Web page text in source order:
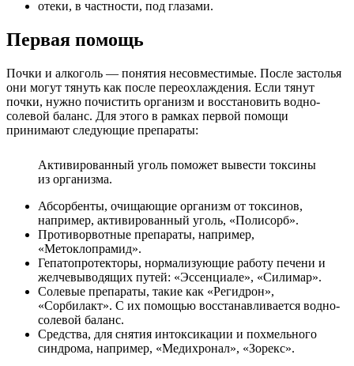
отеки, в частности, под глазами.
Первая помощь
Почки и алкоголь ― понятия несовместимые. После застолья
они могут тянуть как после переохлаждения. Если тянут
почки, нужно почистить организм и восстановить водно-
солевой баланс. Для этого в рамках первой помощи
принимают следующие препараты:
Активированный уголь поможет вывести токсины
из организма.
Абсорбенты, очищающие организм от токсинов,
например, активированный уголь, «Полисорб».
Противорвотные препараты, например,
«Метоклопрамид».
Гепатопротекторы, нормализующие работу печени и
желчевыводящих путей: «Эссенциале», «Силимар».
Солевые препараты, такие как «Регидрон»,
«Сорбилакт». С их помощью восстанавливается водно-
солевой баланс.
Средства, для снятия интоксикации и похмельного
синдрома, например, «Медихронал», «Зорекс».